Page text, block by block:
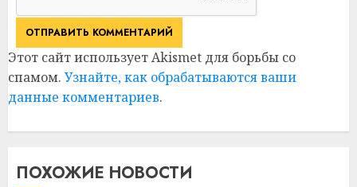
Этот сайт использует Akismet для борьбы со
спамом. Узнайте, как обрабатываются ваши
данные комментариев.
ПОХОЖИЕ НОВОСТИ